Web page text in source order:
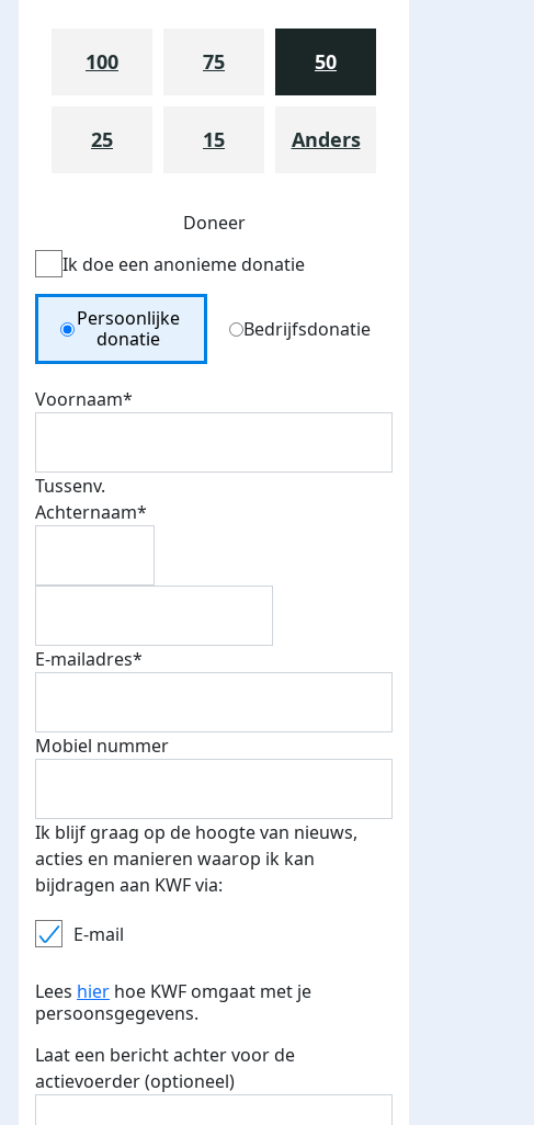
100 75 50
25 15 Anders
Doneer
Ik doe een anonieme donatie
Donation Type
Persoonlijke
donatie
Bedrijfsdonatie
Voornaam*
Tussenv.
Achternaam*
E-mailadres*
Mobiel nummer
Ik blijf graag op de hoogte van nieuws,
acties en manieren waarop ik kan
bijdragen aan KWF via:
E-mail
Lees hier hoe KWF omgaat met je
persoonsgegevens.
Laat een bericht achter voor de
actievoerder (optioneel)